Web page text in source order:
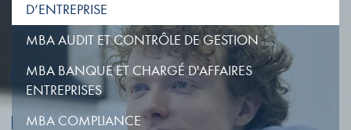
D’ENTREPRISE
MBA AUDIT ET CONTRÔLE DE GESTION
MBA BANQUE ET CHARGÉ D'AFFAIRES
ENTREPRISES
MBA COMPLIANCE